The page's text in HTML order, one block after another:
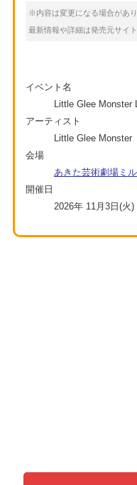
※内容は変更になる場合があり
最新情報や詳細は発売元サイ
イベント名
Little Glee Monster
アーティスト
Little Glee Monster
会場
あきた芸術劇場ミ
開催日
2026年 11月3日(火)